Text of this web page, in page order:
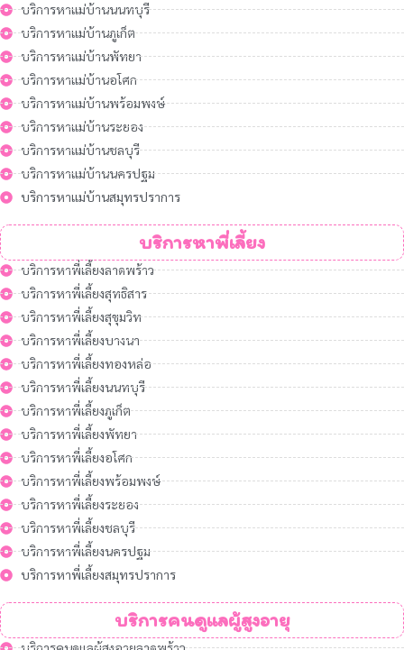
บริการหาแม่บ้านนนทบุรี
บริการหาแม่บ้านภูเก็ต
บริการหาแม่บ้านพัทยา
บริการหาแม่บ้านอโศก
บริการหาแม่บ้านพร้อมพงษ์
บริการหาแม่บ้านระยอง
บริการหาแม่บ้านชลบุรี
บริการหาแม่บ้านนครปฐม
บริการหาแม่บ้านสมุทรปราการ
บริการหาพี่เลี้ยง
บริการหาพี่เลี้ยงลาดพร้าว
บริการหาพี่เลี้ยงสุทธิสาร
บริการหาพี่เลี้ยงสุขุมวิท
บริการหาพี่เลี้ยงบางนา
บริการหาพี่เลี้ยงทองหล่อ
บริการหาพี่เลี้ยงนนทบุรี
บริการหาพี่เลี้ยงภูเก็ต
บริการหาพี่เลี้ยงพัทยา
บริการหาพี่เลี้ยงอโศก
บริการหาพี่เลี้ยงพร้อมพงษ์
บริการหาพี่เลี้ยงระยอง
บริการหาพี่เลี้ยงชลบุรี
บริการหาพี่เลี้ยงนครปฐม
บริการหาพี่เลี้ยงสมุทรปราการ
บริการคนดูแลผู้สูงอายุ